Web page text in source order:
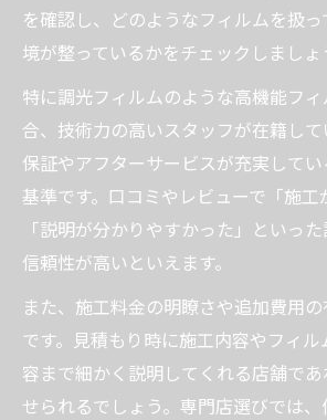
断熱に優れたカーフィルムで夏
断熱カーフィルムの効果と
夏場の車内温度対策はカー
手
カーフィルム断熱効果で燃
断熱カーフィルム導入でエ
プ
満足度を高めるカーフィルム選
カーフィルム選びで後悔し
点
を確認し、どのようなフィルムを扱
境が整っているかをチェックしましょ
特に調光フィルムのような高機能フ
合、技術力の高いスタッフが在籍し
保証やアフターサービスが充実して
基準です。口コミやレビューで「施工
「説明が分かりやすかった」といっ
信頼性が高いといえます。
また、施工料金の明瞭さや追加費用
です。見積もり時に施工内容やフィ
容まで細かく説明してくれる店舗で
せられるでしょう。専門店選びでは